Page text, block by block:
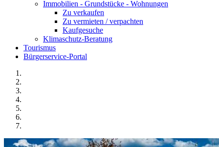
Immobilien - Grundstücke - Wohnungen
Zu verkaufen
Zu vermieten / verpachten
Kaufgesuche
Klimaschutz-Beratung
Tourismus
Bürgerservice-Portal